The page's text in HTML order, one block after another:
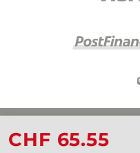
CHF 65.55
Alle Preise in CHF
Versandkosten